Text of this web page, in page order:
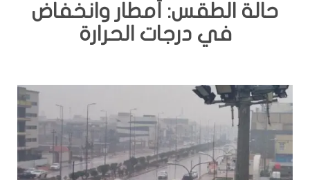
حالة الطقس: أمطار وانخفاض
في درجات الحرارة